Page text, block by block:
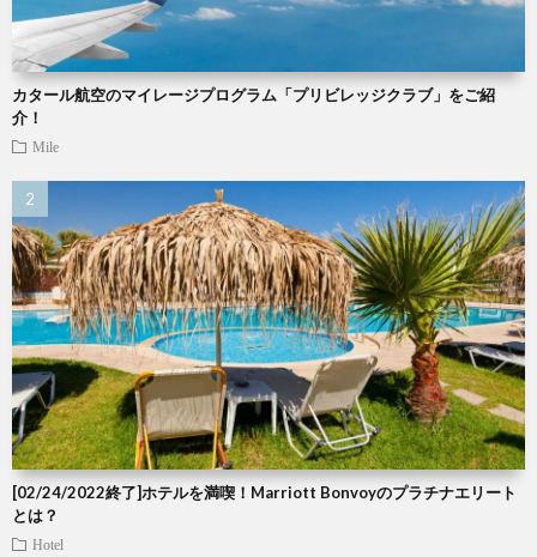
カタール航空のマイレージプログラム「プリビレッジクラブ」をご紹
介！
Mile
[02/24/2022終了]ホテルを満喫！Marriott Bonvoyのプラチナエリート
とは？
Hotel